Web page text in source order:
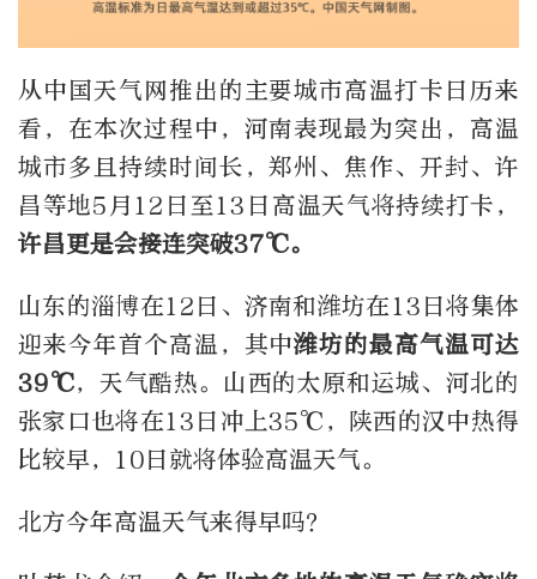
从中国天气网推出的主要城市高温打卡日历来
看，在本次过程中，河南表现最为突出，高温
城市多且持续时间长，郑州、焦作、开封、许
昌等地5月12日至13日高温天气将持续打卡，
许昌更是会接连突破37℃。
山东的淄博在12日、济南和潍坊在13日将集体
迎来今年首个高温，其中潍坊的最高气温可达
39℃，天气酷热。山西的太原和运城、河北的
张家口也将在13日冲上35℃，陕西的汉中热得
比较早，10日就将体验高温天气。
北方今年高温天气来得早吗？